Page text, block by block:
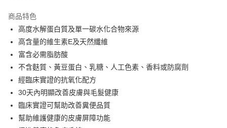
Apple Pay
街口支付
悠遊付
Google Pay
ATM付款
貨到付款
商品特色
高度水解蛋白質及單一碳水化合物來源
高含量的維生素E及天然纖維
富含必需脂肪酸
不含麩質、黃豆蛋白、乳糖、人工色素、香料或防腐劑
經臨床實證的抗氧化配方
30天內明顯改善皮膚與毛髮健康
臨床實證可幫助改善糞便品質
幫助維護健康的皮膚屏障功能